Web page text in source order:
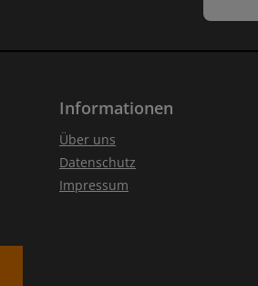
Informationen
Über uns
Datenschutz
Impressum